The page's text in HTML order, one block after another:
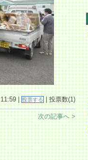
11:59 |投票する | 投票数(1)
次の記事へ >